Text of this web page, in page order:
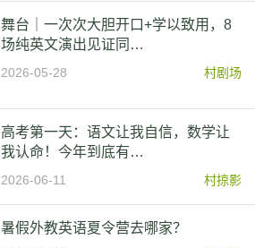
舞台｜一次次大胆开口+学以致用，8
场纯英文演出见证同…
2026-05-28 村剧场
高考第一天：语文让我自信，数学让
我认命！今年到底有…
2026-06-11 村掠影
暑假外教英语夏令营去哪家？